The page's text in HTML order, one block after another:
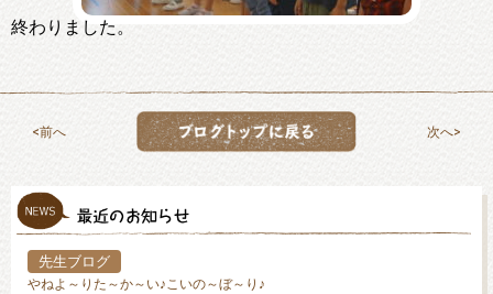
終わりました。
前へ 次へ
先生ブログ
やねよ～りた～か～い♪こいの～ぼ～り♪